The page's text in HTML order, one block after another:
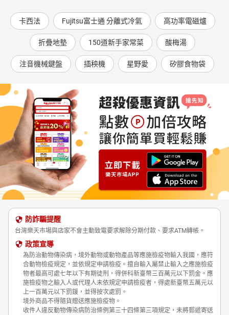
卡西法 Fujitsu富士通 分離式冷氣 高功率電磁爐
折疊地墊 150道新手家常菜 酸梅湯
注音機械鍵盤 插秧機 星野愛 矽膠食物袋
防詐騙提醒
台灣樂天市場與店家不會主動致電要求解除分期付款、要求ATM轉帳。
政策宣導
為防治動物傳染病，境外動物或動物產品等應施檢疫物輸入我國，應符
合動物檢疫規定，並依規定申請檢疫。擅自輸入屬禁止輸入之應施檢疫
物者最高可處七年以下有期徒刑，得併科新臺幣三百萬元以下罰金。應
施檢疫物之輸入人或代理人未依規定申請檢疫者，得處新臺幣五萬元以
上一百萬元以下罰鍰，並得按次處罰。
境外商品不得隨貨贈送應施檢疫物。
收件人違反動物傳染病防治條例第三十四條第三項規定，未將郵遞寄送